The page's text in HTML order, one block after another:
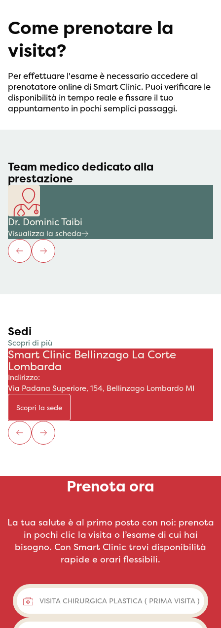
Come prenotare la
visita?
Per effettuare l'esame è necessario accedere al
prenotatore online di Smart Clinic. Puoi verificare le
disponibilità in tempo reale e fissare il tuo
appuntamento in pochi semplici passaggi.
Team medico dedicato alla
prestazione
Dr. Dominic Taibi
Visualizza la scheda
Sedi
Scopri di più
Smart Clinic Bellinzago La Corte
Lombarda
Indirizzo:
Via Padana Superiore, 154, Bellinzago Lombardo MI
Scopri la sede